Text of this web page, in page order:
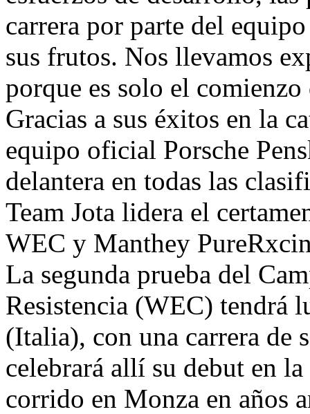
carrera por parte del
sus frutos. Nos llevamos
porque es solo el
Gracias a sus éxitos en la
equipo oficial Porsche
delantera en todas las
Team Jota lidera el
WEC y Manthey
La segunda prueba del
Resistencia (WEC) tendrá
(Italia), con una carrera de
celebrará allí su debut en
corrido en Monza en años